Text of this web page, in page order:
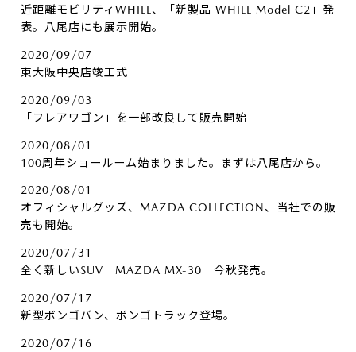
近距離モビリティWHILL、「新製品 WHILL Model C2」発
表。八尾店にも展示開始。
2020/09/07
東大阪中央店竣工式
2020/09/03
「フレアワゴン」を一部改良して販売開始
2020/08/01
100周年ショールーム始まりました。まずは八尾店から。
2020/08/01
オフィシャルグッズ、MAZDA COLLECTION、当社での販
売も開始。
2020/07/31
全く新しいSUV MAZDA MX-30 今秋発売。
2020/07/17
新型ボンゴバン、ボンゴトラック登場。
2020/07/16